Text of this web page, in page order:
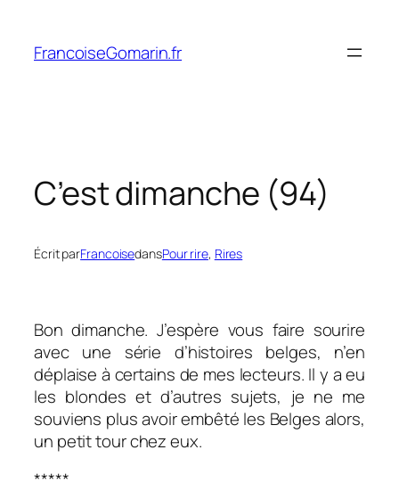
contenu
FrancoiseGomarin.fr
C’est dimanche (94)
Écrit parFrancoisedansPour rire, Rires
Bon dimanche. J’espère vous faire sourire
avec une série d’histoires belges, n’en
déplaise à certains de mes lecteurs. Il y a eu
les blondes et d’autres sujets, je ne me
souviens plus avoir embêté les Belges alors,
un petit tour chez eux.
*****